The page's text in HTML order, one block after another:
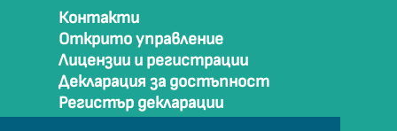
Контакти
Открито управление
Лицензии и регистрации
Декларация за достъпност
Регистър декларации